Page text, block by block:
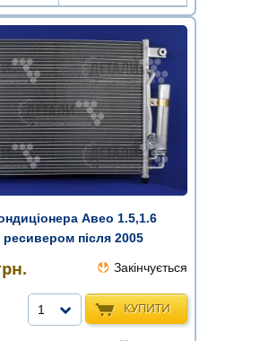
Авео 1.5,1.6
ресивером після 2005
Закінчується
КУПИТИ
1